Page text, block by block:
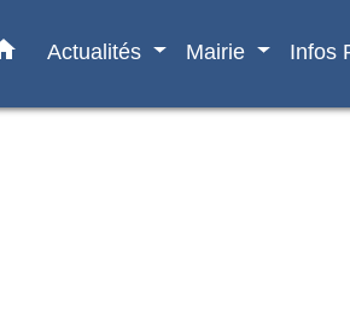
Actualités Mairie Infos